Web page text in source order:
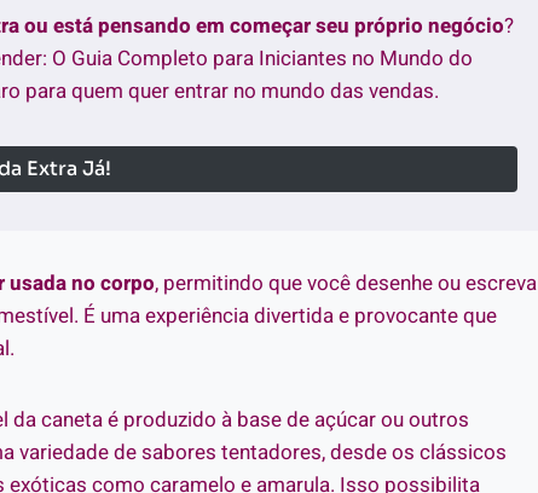
ou está pensando em começar seu próprio negócio?
O Guia Completo para Iniciantes no Mundo do
para quem quer entrar no mundo das vendas.
Extra Já!
usada no corpo, permitindo que você desenhe ou escreva
É uma experiência divertida e provocante que
da caneta é produzido à base de açúcar ou outros
variedade de sabores tentadores, desde os clássicos
como caramelo e amarula. Isso possibilita